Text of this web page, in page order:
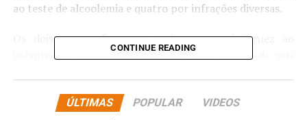
ao teste de alcoolemia e quatro por infrações diversas.
Os dois presos foram autuados por embriaguez ao
volante. A pena é de detenção pelo período de seis
automotor.
CONTINUE READING
ÚLTIMAS POPULAR VIDEOS